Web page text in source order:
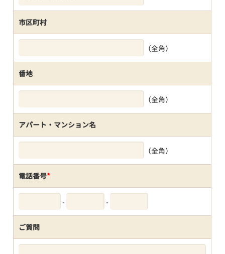
市区町村
（全角）
番地
（全角）
アパート・マンション名
（全角）
電話番号*
- -
ご質問